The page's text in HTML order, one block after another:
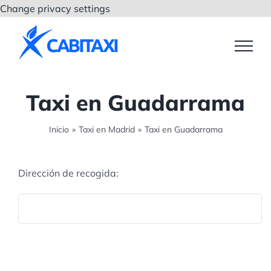
Change privacy settings
contenido
Taxi en Guadarrama
Inicio » Taxi en Madrid » Taxi en Guadarrama
Dirección de recogida: